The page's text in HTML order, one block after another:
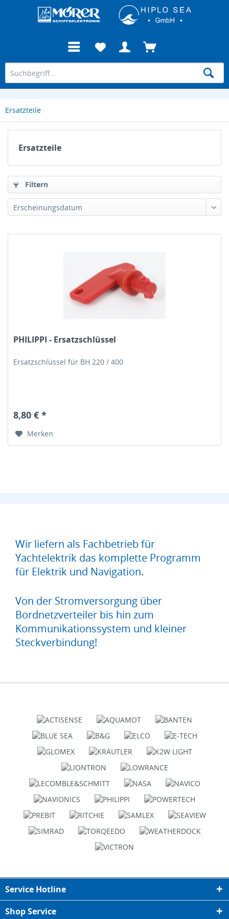
Ersatzteile
Ersatzteile
Filtern
PHILIPPI - Ersatzschlüssel
Ersatzschlüssel für BH 220 / 400
8,80 € *
Merken
Wir liefern als Fachbetrieb für
Yachtelektrik das komplette Programm
für Elektrik und Navigation.
Von der Stromversorgung über
Bordnetzverteiler bis hin zum
Kommunikationssystem und kleiner
Steckverbindung!
Service Hotline
Shop Service